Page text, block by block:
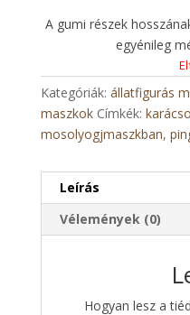
A gumi részek
egyénileg
Kategóriák: állatfigurás
maszkok Címkék:
mosolyogjmaszkban,
Leírás
Vélemények (0)
Hogyan lesz a